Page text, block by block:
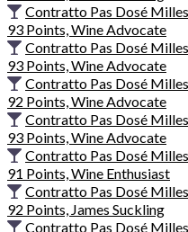
Contratto Pas Dosé
93 Points, Wine Advocate
Contratto Pas Dosé
93 Points, Wine Advocate
Contratto Pas Dosé
92 Points, Wine Advocate
Contratto Pas Dosé
93 Points, Wine Advocate
Contratto Pas Dosé
91 Points, Wine Enthusiast
Contratto Pas Dosé
92 Points, James Suckling
Contratto Pas Dosé